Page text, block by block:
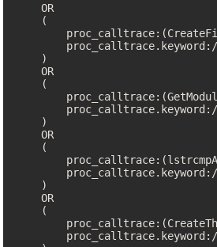
    OR
    (
    )
    OR
    (
    )
    OR
    (
    )
    OR
    (